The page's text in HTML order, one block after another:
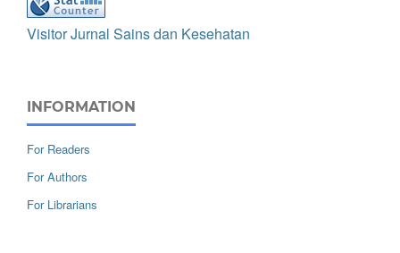
Visitor Jurnal Sains dan Kesehatan
INFORMATION
For Readers
For Authors
For Librarians